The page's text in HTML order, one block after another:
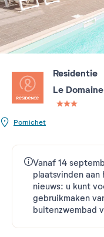
Residentie
Le
Pornichet
Vanaf 14
plaatsvinden
nieuws: u kunt
gebruikmaken
buitenzwembad